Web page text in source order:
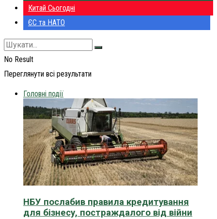
Китай Сьогодні
ЄС та НАТО
No Result
Переглянути всі результати
Головні події
НБУ послабив правила кредитування
для бізнесу, постраждалого від війни